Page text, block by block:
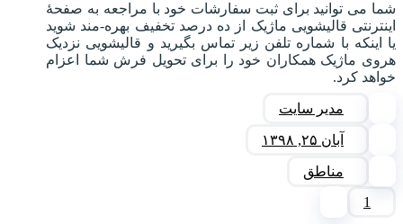
شما می توانید برای ثبت سفارشات خود با مراجعه به صفحۀ
اینترنتی قالیشویی ماژیک از ده درصد تخفیف بهره-مند شوید
یا اینکه با شماره تلفن زیر تماس بگیرید و قالیشویی نزدیک
هروی ماژیک همکاران خود را برای تحویل فرش شما اعزام
خواهد کرد.
مدیر سایت
آبان ۲۵, ۱۳۹۸
مناطق
1